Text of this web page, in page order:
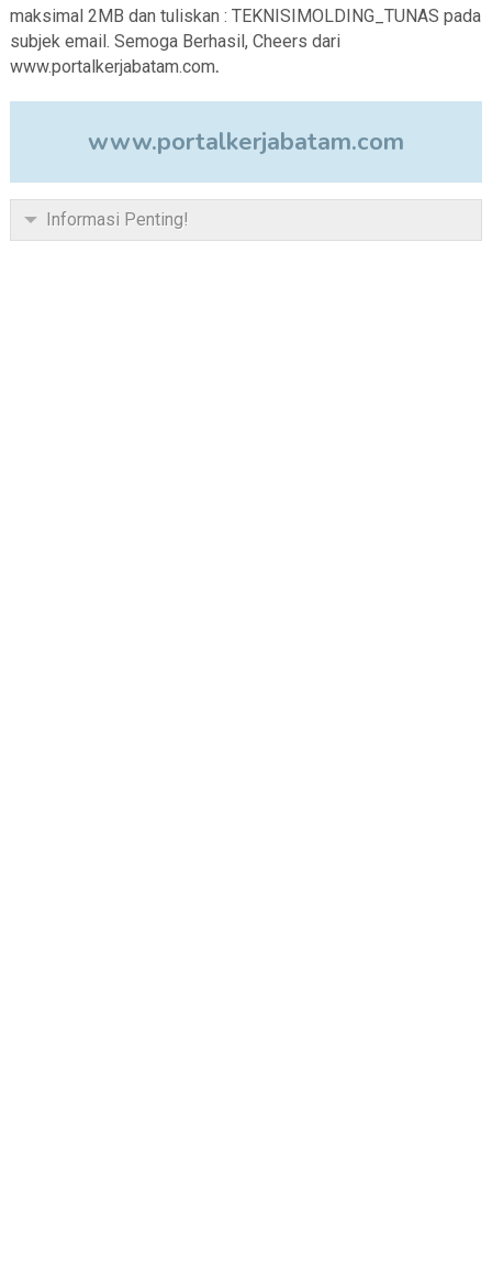
maksimal 2MB dan tuliskan : TEKNISIMOLDING_TUNAS pada
subjek email. Semoga Berhasil, Cheers dari
www.portalkerjabatam.com.
www.portalkerjabatam.com
Informasi Penting!